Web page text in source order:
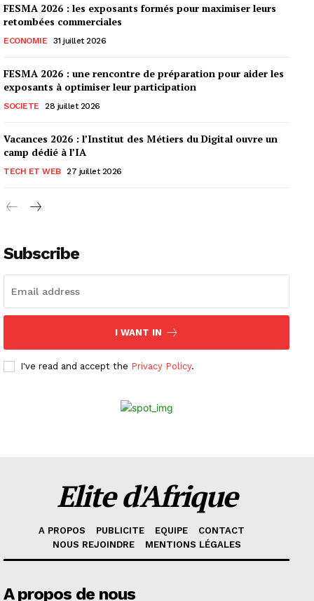
FESMA 2026 : les exposants formés pour maximiser leurs
retombées commerciales
ECONOMIE 31 juillet 2026
FESMA 2026 : une rencontre de préparation pour aider les
exposants à optimiser leur participation
SOCIETE 28 juillet 2026
Vacances 2026 : l’Institut des Métiers du Digital ouvre un
camp dédié à l’IA
TECH ET WEB 27 juillet 2026
Subscribe
I WANT IN
I've read and accept the Privacy Policy.
Elite d'Afrique
A PROPOS PUBLICITE EQUIPE
CONTACT
NOUS REJOINDRE
MENTIONS LÉGALES
A propos de nous